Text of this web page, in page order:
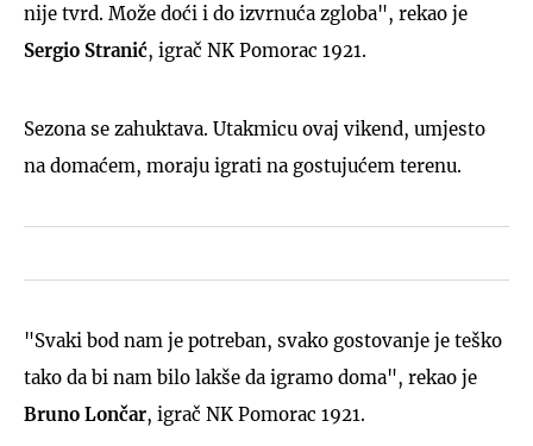
nije tvrd. Može doći i do izvrnuća zgloba", rekao je
Sergio Stranić, igrač NK Pomorac 1921.
Sezona se zahuktava. Utakmicu ovaj vikend, umjesto
na domaćem, moraju igrati na gostujućem terenu.
"Svaki bod nam je potreban, svako gostovanje je teško
tako da bi nam bilo lakše da igramo doma", rekao je
Bruno Lončar, igrač NK Pomorac 1921.